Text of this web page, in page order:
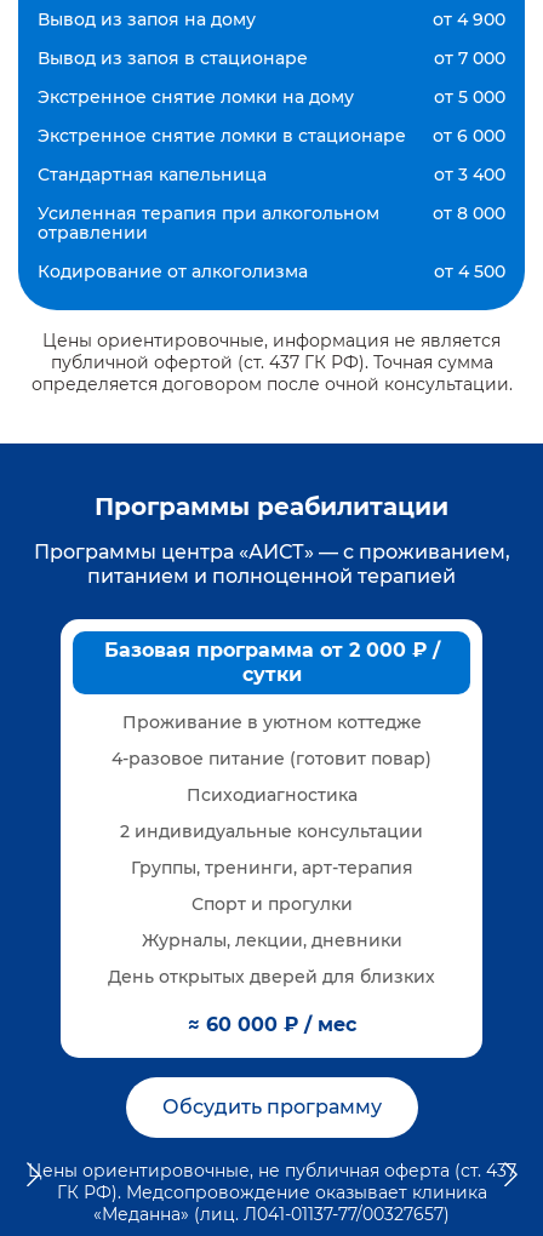
Вывод из запоя на дому
от 4 900
Вывод из запоя в стационаре
от 7 000
Экстренное снятие ломки на дому
от 5 000
Экстренное снятие ломки в стационаре
от 6 000
Стандартная капельница
от 3 400
Усиленная терапия при алкогольном
отравлении
от 8 000
Кодирование от алкоголизма от 4 500
Цены ориентировочные, информация не является
публичной офертой (ст. 437 ГК РФ). Точная сумма
определяется договором после очной консультации.
Программы реабилитации
Программы центра «АИСТ» — с проживанием,
питанием и полноценной терапией
Базовая программа от 2 000 ₽ /
сутки
Проживание в уютном коттедже
4-разовое питание (готовит повар)
Психодиагностика
2 индивидуальные консультации
Группы, тренинги, арт-терапия
Спорт и прогулки
Журналы, лекции, дневники
День открытых дверей для близких
≈ 60 000 ₽ / мес
Обсудить программу
Цены ориентировочные, не публичная оферта (ст. 437
ГК РФ). Медсопровождение оказывает клиника
«Меданна» (лиц. Л041-01137-77/00327657)